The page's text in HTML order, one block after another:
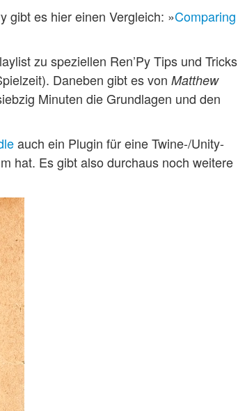
gibt es hier einen Vergleich: »Comparing
zu speziellen Ren’Py Tips und Tricks
Daneben gibt es von Matthew
Minuten die Grundlagen und den
auch ein Plugin für eine Twine-/Unity-
hat. Es gibt also durchaus noch weitere